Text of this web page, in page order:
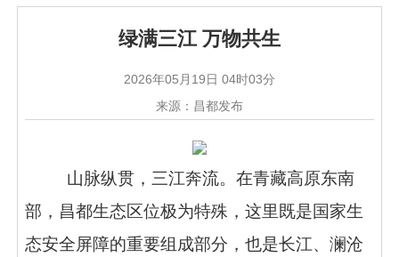
绿满三江 万物共生
2026年05月19日 04时03分
来源：昌都发布
山脉纵贯，三江奔流。在青藏高原东南
部，昌都生态区位极为特殊，这里既是国家生
态安全屏障的重要组成部分，也是长江、澜沧